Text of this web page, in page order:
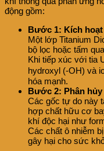
động gồm:
Bước 1: Kích
Một lớp Titanium
bộ lọc hoặc tấm
Khi tiếp xúc với tia
hydroxyl (-OH) và
hóa mạnh.
Bước 2: Phân
Các gốc tự do này
hợp chất hữu cơ
khí độc hại như
Các chất ô nhiễm
gây hại cho sức